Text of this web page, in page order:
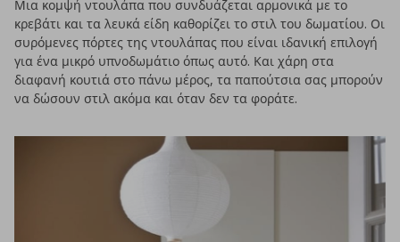
Μια κομψή ντουλάπα που συνδυάζεται αρμονικά με το
κρεβάτι και τα λευκά είδη καθορίζει το στιλ του δωματίου. Οι
συρόμενες πόρτες της ντουλάπας που είναι ιδανική επιλογή
για ένα μικρό υπνοδωμάτιο όπως αυτό. Και χάρη στα
διαφανή κουτιά στο πάνω μέρος, τα παπούτσια σας μπορούν
να δώσουν στιλ ακόμα και όταν δεν τα φοράτε.